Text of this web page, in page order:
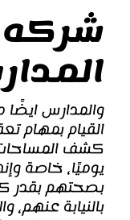
شركه
والمدارس
القيام بمهام
كشف المساحات
يوميًا، خاصة
بصحتهم بقدر
بالنيابة عنهم،